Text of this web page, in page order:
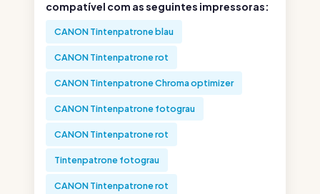
compatível com as seguintes impressoras:
CANON Tintenpatrone blau
CANON Tintenpatrone rot
CANON Tintenpatrone Chroma optimizer
CANON Tintenpatrone fotograu
CANON Tintenpatrone rot
Tintenpatrone fotograu
CANON Tintenpatrone rot